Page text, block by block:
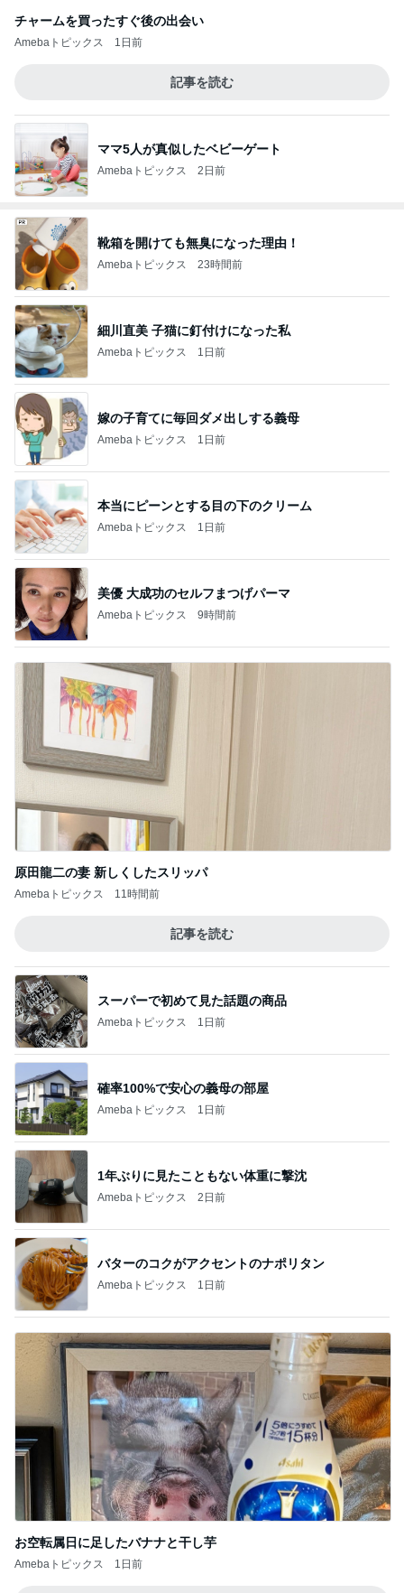
チャームを買ったすぐ後の出会い
Amebaトピックス 1日前
記事を読む
ママ5人が真似したベビーゲート
Amebaトピックス 2日前
靴箱を開けても無臭になった理由！
Amebaトピックス 23時間前
細川直美 子猫に釘付けになった私
Amebaトピックス 1日前
嫁の子育てに毎回ダメ出しする義母
Amebaトピックス 1日前
本当にピーンとする目の下のクリーム
Amebaトピックス 1日前
美優 大成功のセルフまつげパーマ
Amebaトピックス 9時間前
原田龍二の妻 新しくしたスリッパ
Amebaトピックス 11時間前
記事を読む
スーパーで初めて見た話題の商品
Amebaトピックス 1日前
確率100%で安心の義母の部屋
Amebaトピックス 1日前
1年ぶりに見たこともない体重に撃沈
Amebaトピックス 2日前
バターのコクがアクセントのナポリタン
Amebaトピックス 1日前
お空転属日に足したバナナと干し芋
Amebaトピックス 1日前